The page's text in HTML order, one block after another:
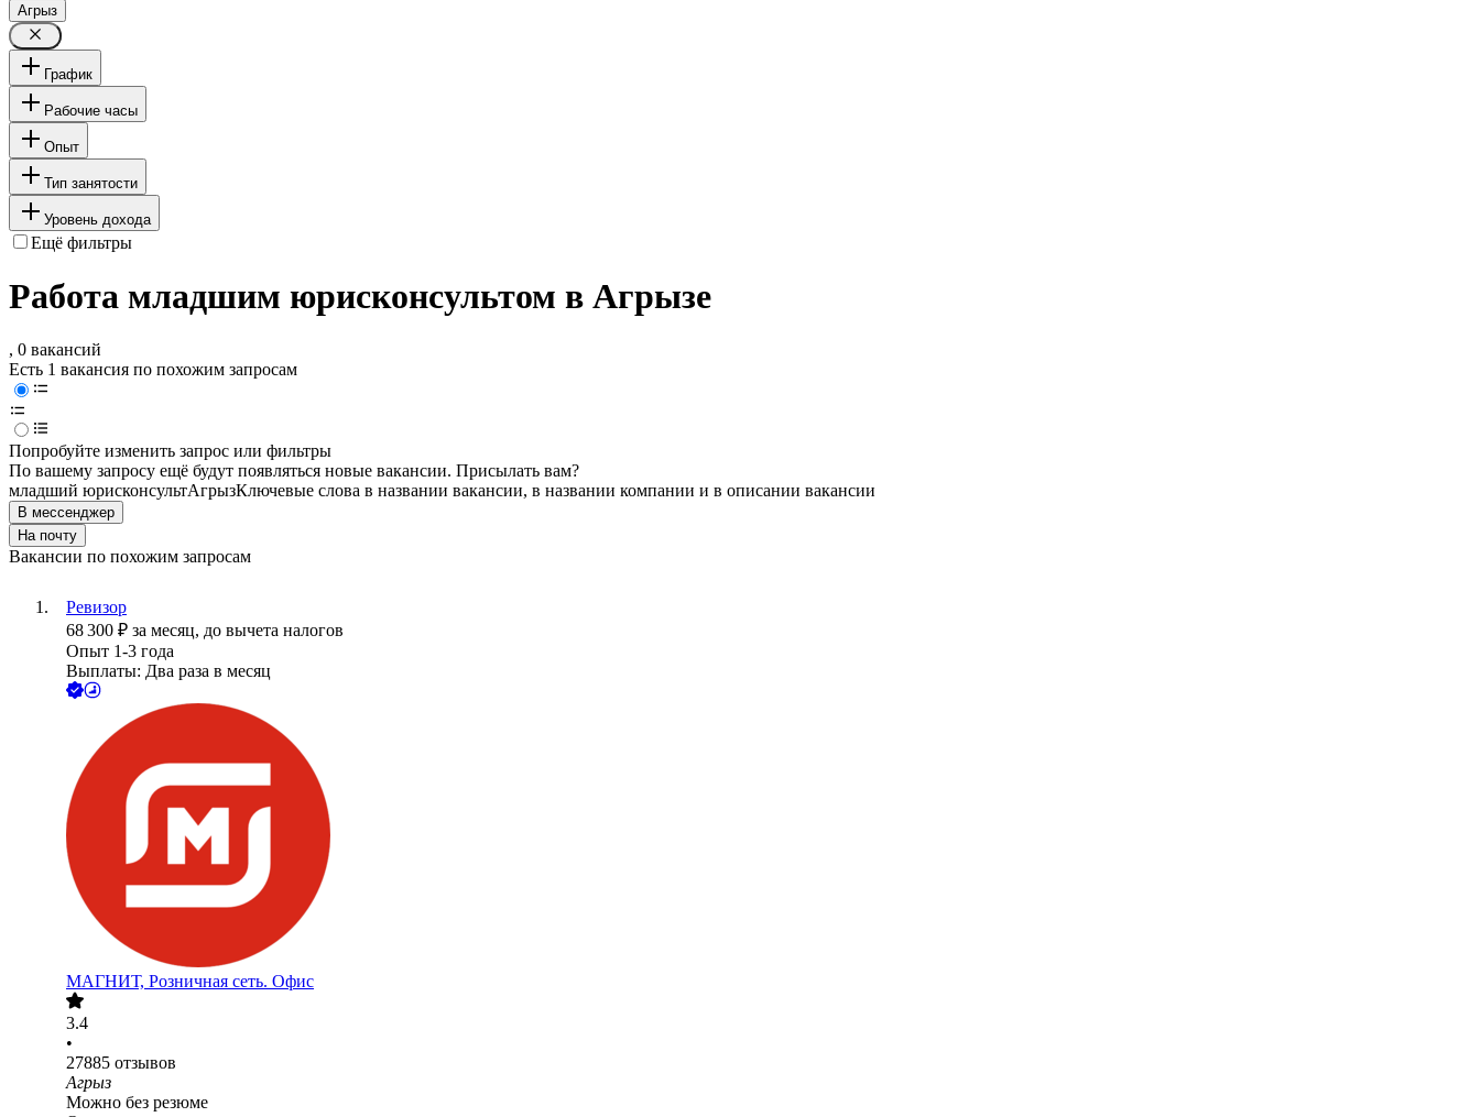
Агрыз
График
Рабочие часы
Опыт
Тип занятости
Уровень дохода
Ещё фильтры
Работа младшим юрисконсультом в Агрызе
, 0 вакансий
Есть 1 вакансия по похожим запросам
Попробуйте изменить запрос или фильтры
По вашему запросу ещё будут появляться новые вакансии. Присылать вам?
младший юрисконсультАгрызКлючевые слова в названии вакансии, в названии компании и в описании вакансии
В мессенджер
На почту
Вакансии по похожим запросам
Ревизор
68 300 ₽ за месяц, до вычета налогов
Опыт 1-3 года
Выплаты: Два раза в месяц
МАГНИТ, Розничная сеть. Офис
3.4
•
27885 отзывов
Агрыз
Можно без резюме